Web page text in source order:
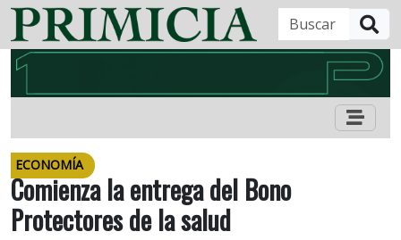
ECONOMÍA
Comienza la entrega del Bono
Protectores de la salud